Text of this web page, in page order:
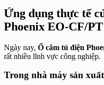
Ứng dụng thực tế
Phoenix EO-CF/PT
Ngày nay, Ổ cắm tủ điện
rất nhiều lĩnh vực công nghiệp.
Trong nhà máy sản xuất